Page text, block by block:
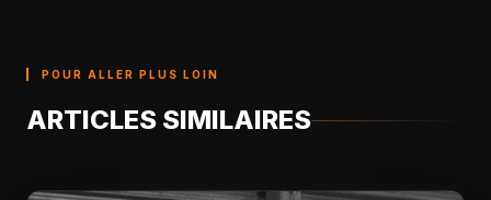
POUR ALLER PLUS LOIN
ARTICLES SIMILAIRES